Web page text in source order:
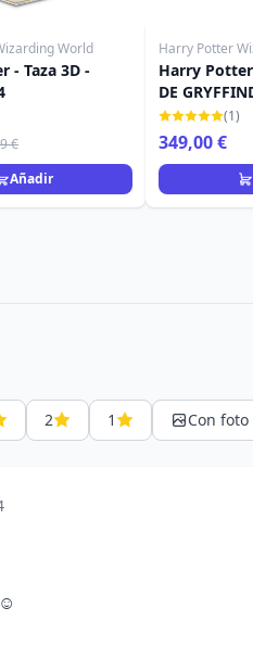
World
- Taza 3D -
€
Añadir
Harry Potter
Harry
DE
(1)
349,00 €
2 1 Con foto